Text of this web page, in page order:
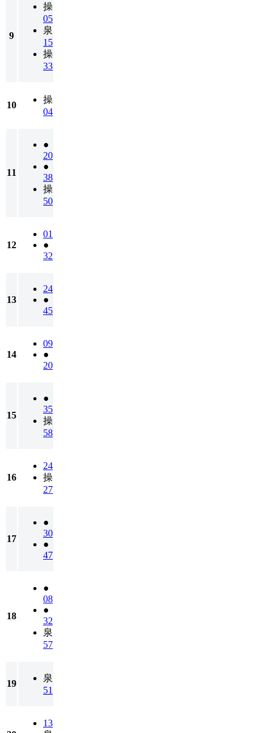
9
操
05
泉
15
操
33
10
操
04
11
●
20
●
38
操
50
12
01
●
32
13
24
●
45
14
09
●
20
15
●
35
操
58
16
24
操
27
17
●
30
●
47
18
●
08
●
32
泉
57
19
泉
51
13